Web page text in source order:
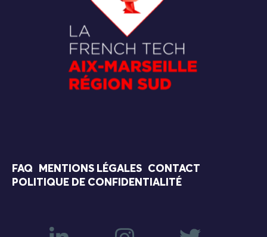
FAQ MENTIONS LÉGALES
CONTACT
POLITIQUE DE CONFIDENTIALITÉ